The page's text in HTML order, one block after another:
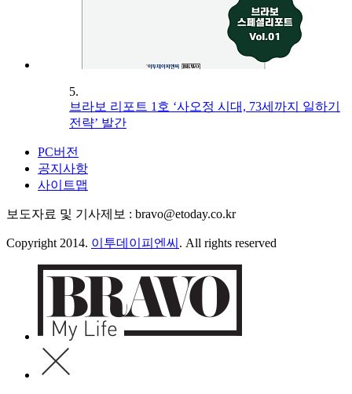
5.
브라보 리포트 1호 ‘사오정 시대, 73세까지 일하기
전략’ 발간
PC버전
공지사항
사이트맵
보도자료 및 기사제보 : bravo@etoday.co.kr
Copyright 2014. 이투데이피엔씨 . All rights reserved